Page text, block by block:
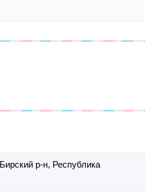
Бирский р-н, Республика